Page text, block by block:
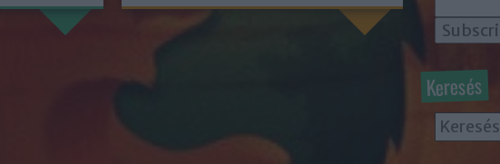
Keresés